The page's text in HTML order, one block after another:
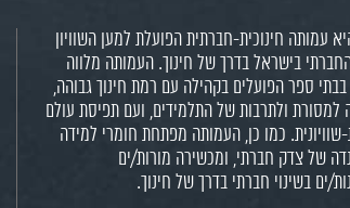
עמותה חינוכית-חברתית הפועלת למען השוויון
בישראל בדרך של חינוך. העמותה מלווה
בבתי ספר הפועלים בקהילה עם רמת חינוך גבוהה,
למסורת ולתרבות של התלמידים, ועם תפיסת עולם
שוויונית. כמו כן, העמותה מפתחת חומרי למידה
של צדק חברתי, ומכשירה מורות/ים
ים בשינוי חברתי בדרך של חינוך.